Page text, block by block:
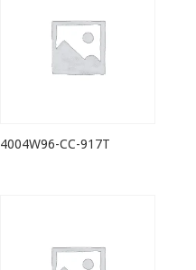
4004W96-CC-917T